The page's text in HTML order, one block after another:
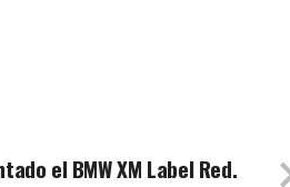
el BMW XM Label Red.